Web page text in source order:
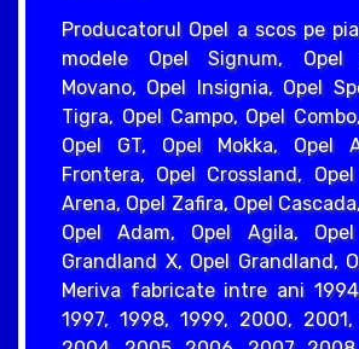
Producatorul Opel a scos pe
modele Opel Signum, Opel
Movano, Opel Insignia, Opel
Tigra, Opel Campo, Opel
Opel GT, Opel Mokka, Opel
Frontera, Opel Crossland,
Arena, Opel Zafira, Opel
Opel Adam, Opel Agila,
Grandland X, Opel Grandland,
Meriva fabricate intre ani
1997, 1998, 1999, 2000,